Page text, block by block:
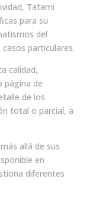
Tatami
para su
del
particulares.
calidad,
página de
de los
total o parcial, a
allá de sus
en
diferentes